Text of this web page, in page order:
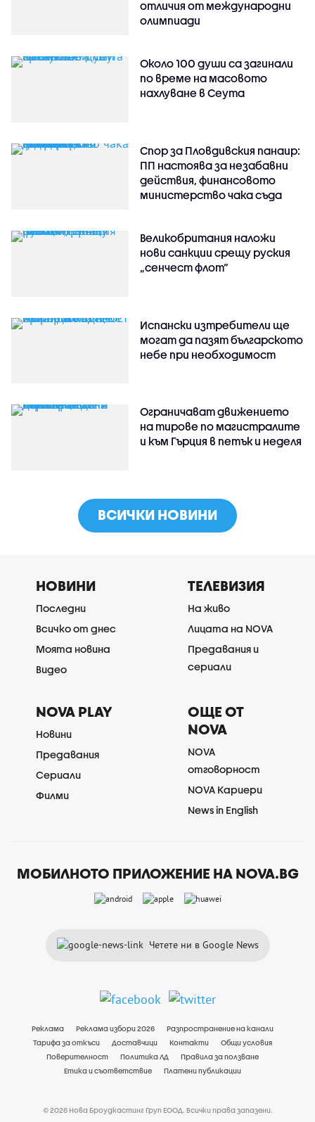
отличия от международни
олимпиади
Около 100 души са загинали
по време на масовото
нахлуване в Сеута
Спор за Пловдивския панаир:
ПП настоява за незабавни
действия, финансовото
министерство чака съда
Великобритания наложи
нови санкции срещу руския
„сенчест флот“
Испански изтребители ще
могат да пазят българското
небе при необходимост
Ограничават движението
на тирове по магистралите
и към Гърция в петък и неделя
ВСИЧКИ НОВИНИ
НОВИНИ
Последни
Всичко от днес
Моята новина
Видео
ТЕЛЕВИЗИЯ
На живо
Лицата на NOVA
Предавания и
сериали
NOVA PLAY
Новини
Предавания
Сериали
Филми
ОЩЕ ОТ
NOVA
NOVA
отговорност
NOVA Кариери
News in English
МОБИЛНОТО ПРИЛОЖЕНИЕ НА NOVA.BG
Четете ни в Google News
Реклама Реклама избори 2026
Разпространение на канали
Тарифа за откъси
Доставчици Контакти
Общи условия
Поверителност
Политика ЛД
Правила за ползване
Етика и съответствие
Платени публикации
© 2026 Нова Броудкастинг Груп ЕООД. Всички права запазени.